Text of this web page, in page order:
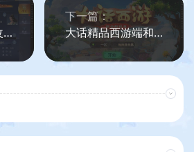
【仙梦奇缘】修改奖励教程
下一篇：
大话精品西游端和万众端添加仙器神兵教程